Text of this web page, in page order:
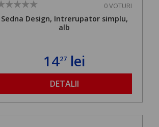
0 VOTURI
Sedna Design, Intrerupator simplu,
alb
1427 lei
DETALII